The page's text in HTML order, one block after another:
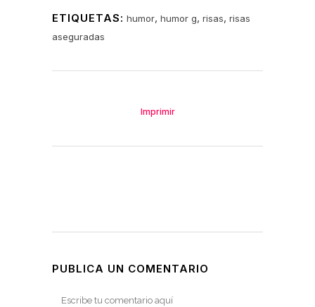
ETIQUETAS: humor, humor g, risas, risas
aseguradas
Imprimir
PUBLICA UN COMENTARIO